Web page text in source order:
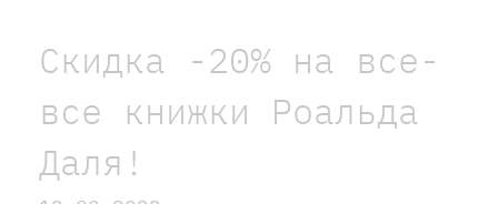
Скидка -20% на все-
все книжки Роальда
Даля!